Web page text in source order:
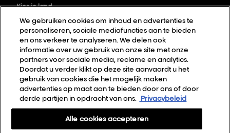
Kies je land
Sitemap
Algemene voorwaarden
Privacybeleid
Cookie Settings
Over Ons
We gebruiken cookies om inhoud en advertenties te
personaliseren, sociale mediafuncties aan te bieden
en ons verkeer te analyseren. We delen ook
informatie over uw gebruik van onze site met onze
partners voor sociale media, reclame en analytics.
Doordat u verder klikt op deze site aanvaardt u het
gebruik van cookies die het mogelijk maken
advertenties op maat aan te bieden door ons of door
derde partijen in opdracht van ons.
Privacybeleid
Alle cookies accepteren